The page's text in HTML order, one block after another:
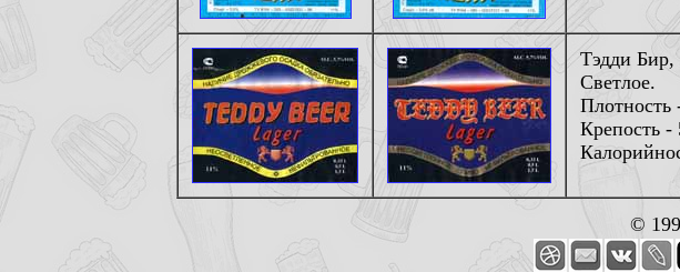
Тэдди Бир,
Светлое.
Плотность
Крепость -
©